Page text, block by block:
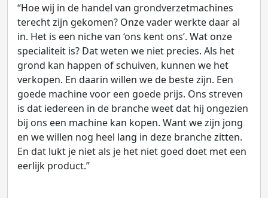
“Hoe wij in de handel van grondverzetmachines
terecht zijn gekomen? Onze vader werkte daar al
in. Het is een niche van ‘ons kent ons’. Wat onze
specialiteit is? Dat weten we niet precies. Als het
grond kan happen of schuiven, kunnen we het
verkopen. En daarin willen we de beste zijn. Een
goede machine voor een goede prijs. Ons streven
is dat iedereen in de branche weet dat hij ongezien
bij ons een machine kan kopen. Want we zijn jong
en we willen nog heel lang in deze branche zitten.
En dat lukt je niet als je het niet goed doet met een
eerlijk product.”